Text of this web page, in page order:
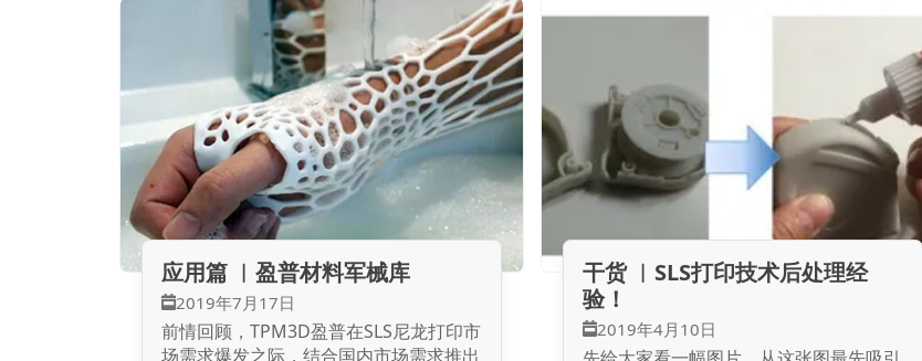
受较小的冲击力，并在弯曲的状态下抵抗
一些压力。它的表面是有一种沙沙的、粉
末的质感也略微有些疏松。混铝尼龙材料
适用于复杂的模型，概念模型，系列的小
模型(一个模型多个部件)及其他功能性模
型。适合需要灰色外观，或强度要求高于
尼龙材料的模型。 使用铝填充尼龙复合
材料SLS工艺打印的叶轮 经过一定测试发
现当铝粉含量从0增大到50%时,所制成品
的机械性能呈现逐渐增强后减小的变化规
律，根据该规律盈普选择机械性能峰值拐
点处的40%铝粉添加比例（备注：因不同
厂商选择粉体基材及粒径情况不同，该规
律及结论不具备普适性）。此外，烧结件
的拉伸强度、断裂伸长率、抗冲击强度，
应用篇 ︳盈普材料军械库
2019年7月17日
前情回顾，TPM3D盈普在SLS尼龙打印市
场需求爆发之际，结合国内市场需求推出
干货 ︳SLS打印技术后处理经
验！
2019年4月10日